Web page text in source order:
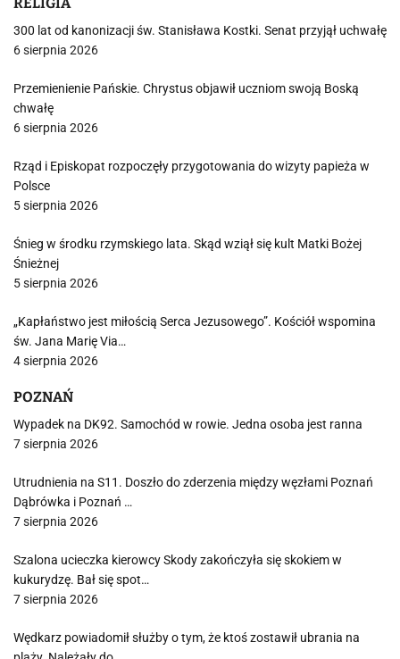
RELIGIA
300 lat od kanonizacji św. Stanisława Kostki. Senat przyjął uchwałę
6 sierpnia 2026
Przemienienie Pańskie. Chrystus objawił uczniom swoją Boską
chwałę
6 sierpnia 2026
Rząd i Episkopat rozpoczęły przygotowania do wizyty papieża w
Polsce
5 sierpnia 2026
Śnieg w środku rzymskiego lata. Skąd wziął się kult Matki Bożej
Śnieżnej
5 sierpnia 2026
„Kapłaństwo jest miłością Serca Jezusowego”. Kościół wspomina
św. Jana Marię Via…
4 sierpnia 2026
POZNAŃ
Wypadek na DK92. Samochód w rowie. Jedna osoba jest ranna
7 sierpnia 2026
Utrudnienia na S11. Doszło do zderzenia między węzłami Poznań
Dąbrówka i Poznań …
7 sierpnia 2026
Szalona ucieczka kierowcy Skody zakończyła się skokiem w
kukurydzę. Bał się spot…
7 sierpnia 2026
Wędkarz powiadomił służby o tym, że ktoś zostawił ubrania na